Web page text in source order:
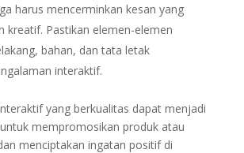
harus mencerminkan kesan yang
kreatif. Pastikan elemen-elemen
bahan, dan tata letak
interaktif.
yang berkualitas dapat menjadi
mempromosikan produk atau
menciptakan ingatan positif di